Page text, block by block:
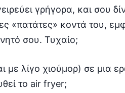
γρήγορα, και σου
κοντά του,
σου. Τυχαίο;
με λίγο χιούμορ) σε μια
το air fryer;